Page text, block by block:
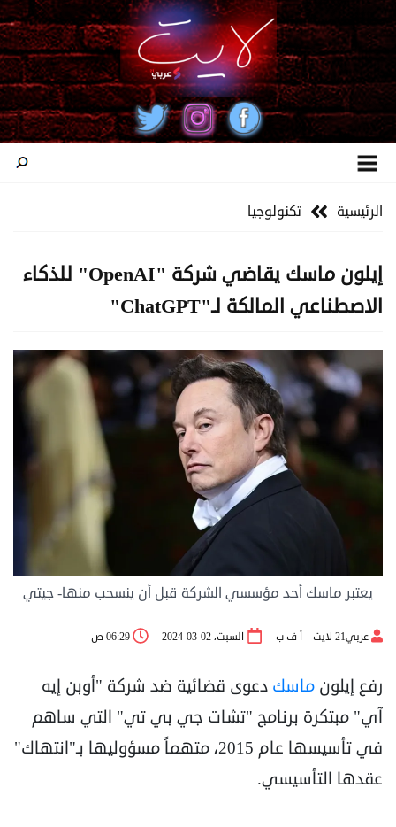
الرئيسية تكنولوجيا
إيلون ماسك يقاضي شركة "OpenAI" للذكاء
الاصطناعي المالكة لـ"ChatGPT"
يعتبر ماسك أحد مؤسسي الشركة قبل أن ينسحب منها- جيتي
عربي21 لايت – أ ف ب السبت، 02-03-2024 06:29 ص
رفع إيلون ماسك دعوى قضائية ضد شركة "أوبن إيه
آي" مبتكرة برنامج "تشات جي بي تي" التي ساهم
في تأسيسها عام 2015، متهماً مسؤوليها بـ"انتهاك"
عقدها التأسيسي.